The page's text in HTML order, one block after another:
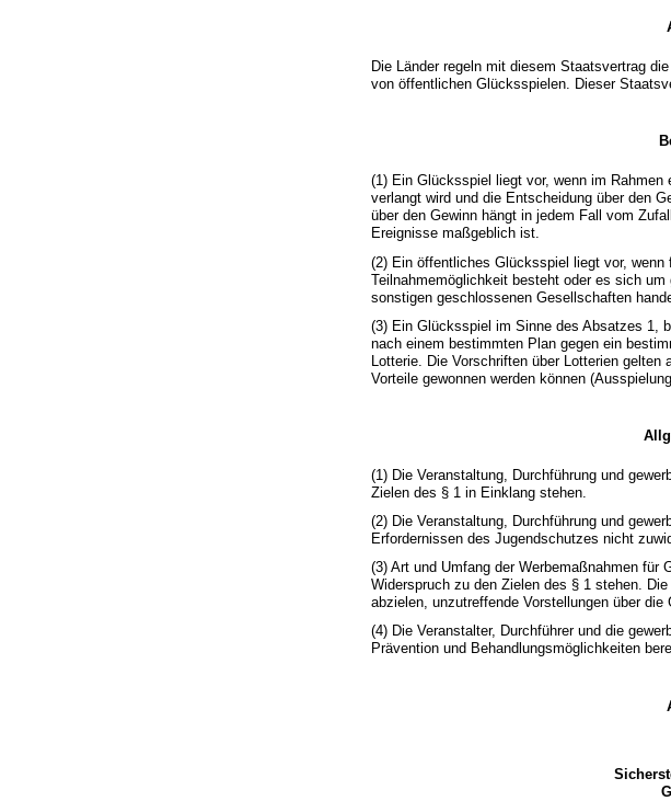
Die Länder regeln mit diesem Staatsvertrag
von öffentlichen Glücksspielen. Dieser
(1) Ein Glücksspiel liegt vor, wenn im
verlangt wird und die Entscheidung über den
über den Gewinn hängt in jedem Fall vom
Ereignisse maßgeblich ist.
(2) Ein öffentliches Glücksspiel liegt vor,
Teilnahmemöglichkeit besteht oder es sich
sonstigen geschlossenen Gesellschaften
(3) Ein Glücksspiel im Sinne des Absatzes 1,
nach einem bestimmten Plan gegen ein
Lotterie. Die Vorschriften über Lotterien
Vorteile gewonnen werden können
(1) Die Veranstaltung, Durchführung und
Zielen des § 1 in Einklang stehen.
(2) Die Veranstaltung, Durchführung und
Erfordernissen des Jugendschutzes nicht
(3) Art und Umfang der Werbemaßnahmen
Widerspruch zu den Zielen des § 1 stehen.
abzielen, unzutreffende Vorstellungen über die
(4) Die Veranstalter, Durchführer und die
Prävention und Behandlungsmöglichkeiten